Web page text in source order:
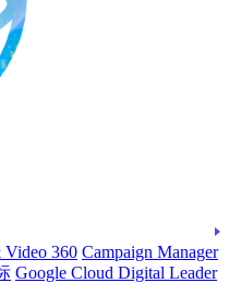
360 Campaign Manager
Google Cloud Digital Leader